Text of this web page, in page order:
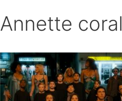
Annette coral